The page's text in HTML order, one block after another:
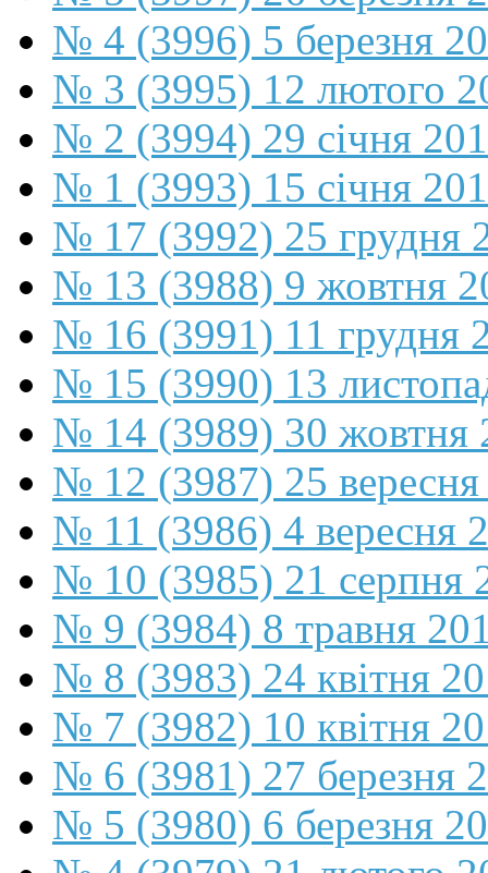
№ 4 (3996) 5 березня
№ 3 (3995) 12 лютого
№ 2 (3994) 29 січня
№ 1 (3993) 15 січня
№ 17 (3992) 25 грудня
№ 13 (3988) 9 жовтня
№ 16 (3991) 11 грудня
№ 15 (3990) 13
№ 14 (3989) 30 жовтня
№ 12 (3987) 25
№ 11 (3986) 4 вересня
№ 10 (3985) 21 серпня
№ 9 (3984) 8 травня
№ 8 (3983) 24 квітня
№ 7 (3982) 10 квітня
№ 6 (3981) 27 березня
№ 5 (3980) 6 березня